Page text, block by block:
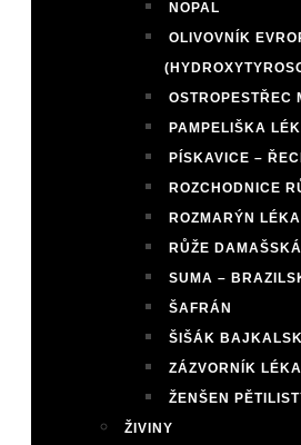
NOPAL
OLIVOVNÍK
OSTROPESTŘEC
PAMPELIŠKA
PÍSKAVICE –
ROZCHODNICE
ROZMARÝN
RŮŽE DAMAŠSKÁ
SUMA –
ŠAFRÁN
ŠIŠÁK
ZÁZVORNÍK
ŽENŠEN
ŽIVINY